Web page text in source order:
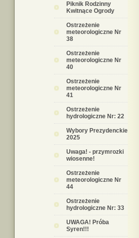
Piknik Rodzinny
Kwitnące Ogrody
Ostrzeżenie
meteorologiczne Nr
38
Ostrzeżenie
meteorologiczne Nr
40
Ostrzeżenie
meteorologiczne Nr
41
Ostrzeżenie
hydrologiczne Nr: 22
Wybory Prezydenckie
2025
Uwaga! - przymrozki
wiosenne!
Ostrzeżenie
meteorologiczne Nr
44
Ostrzeżenie
hydrologiczne Nr: 33
UWAGA! Próba
Syren!!!